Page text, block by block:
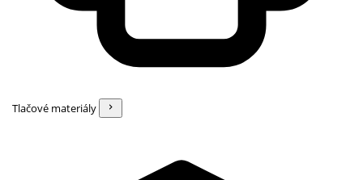
Tlačové materiály